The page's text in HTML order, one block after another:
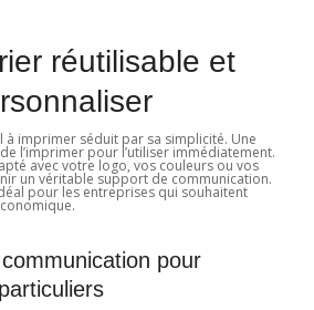
réutilisable et
à imprimer séduit par sa simplicité. Une
l’imprimer pour l’utiliser immédiatement.
avec votre logo, vos couleurs ou vos
un véritable support de communication.
pour les entreprises qui souhaitent
pour